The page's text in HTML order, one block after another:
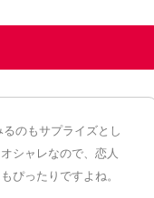
のもサプライズとし
シャレなので、恋人
ぴったりですよね。